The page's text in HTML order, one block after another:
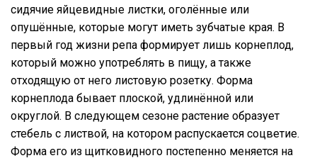
сидячие яйцевидные листки, оголённые или
опушённые, которые могут иметь зубчатые края. В
первый год жизни репа формирует лишь корнеплод,
который можно употреблять в пищу, а также
отходящую от него листовую розетку. Форма
корнеплода бывает плоской, удлинённой или
округлой. В следующем сезоне растение образует
стебель с листвой, на котором распускается соцветие.
Форма его из щитковидного постепенно меняется на